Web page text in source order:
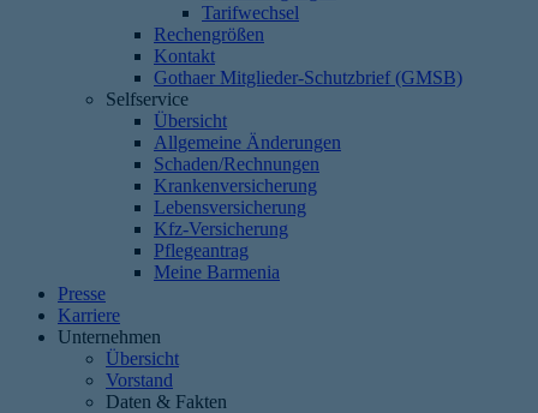
Tarifwechsel
Rechengrößen
Kontakt
Gothaer Mitglieder-Schutzbrief (GMSB)
Selfservice
Übersicht
Allgemeine Änderungen
Schaden/Rechnungen
Krankenversicherung
Lebensversicherung
Kfz-Versicherung
Pflegeantrag
Meine Barmenia
Presse
Karriere
Unternehmen
Übersicht
Vorstand
Daten & Fakten